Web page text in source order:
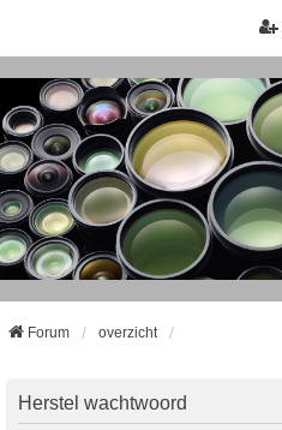
Forum overzicht
Herstel wachtwoord